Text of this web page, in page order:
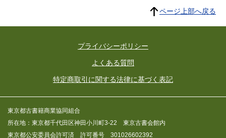
ページ上部へ戻る
プライバシーポリシー
よくある質問
特定商取引に関する法律に基づく表記
東京都古書籍商業協同組合
所在地：東京都千代田区神田小川町3-22 東京古書会館内
東京都公安委員会許可済 許可番号 301026602392